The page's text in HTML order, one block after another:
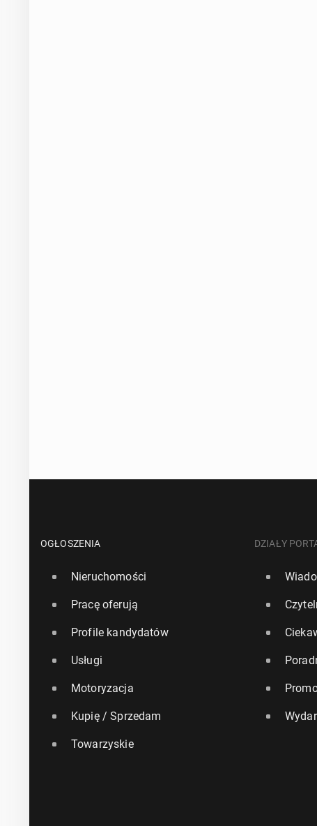
OGŁOSZENIA
Nieruchomości
Pracę oferują
Profile kandydatów
Usługi
Motoryzacja
Kupię / Sprzedam
Towarzyskie
DZIAŁY